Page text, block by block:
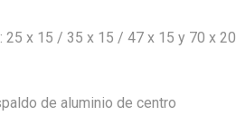
x 15 / 35 x 15 / 47 x 15 y 70 x 20
de aluminio de centro